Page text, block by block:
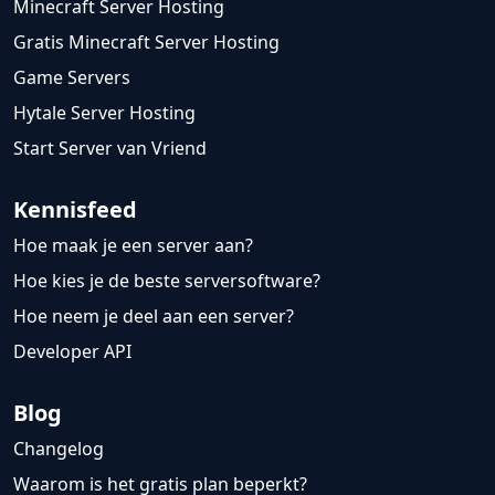
Minecraft Server Hosting
Gratis Minecraft Server Hosting
Game Servers
Hytale Server Hosting
Start Server van Vriend
Kennisfeed
Hoe maak je een server aan?
Hoe kies je de beste serversoftware?
Hoe neem je deel aan een server?
Developer API
Blog
Changelog
Waarom is het gratis plan beperkt?